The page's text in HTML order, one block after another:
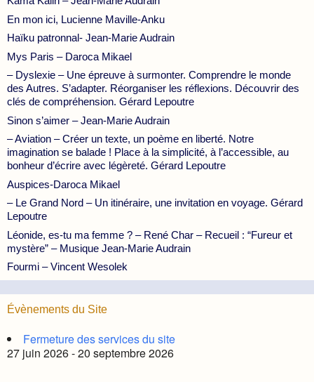
En mon ici, Lucienne Maville-Anku
Haïku patronnal- Jean-Marie Audrain
Mys Paris – Daroca Mikael
– Dyslexie – Une épreuve à surmonter. Comprendre le monde
des Autres. S’adapter. Réorganiser les réflexions. Découvrir des
clés de compréhension. Gérard Lepoutre
Sinon s’aimer – Jean-Marie Audrain
– Aviation – Créer un texte, un poème en liberté. Notre
imagination se balade ! Place à la simplicité, à l’accessible, au
bonheur d’écrire avec légèreté. Gérard Lepoutre
Auspices-Daroca Mikael
– Le Grand Nord – Un itinéraire, une invitation en voyage. Gérard
Lepoutre
Léonide, es-tu ma femme ? – René Char – Recueil : “Fureur et
mystère” – Musique Jean-Marie Audrain
Fourmi – Vincent Wesolek
Évènements du Site
Fermeture des services du site
27 juin 2026 - 20 septembre 2026